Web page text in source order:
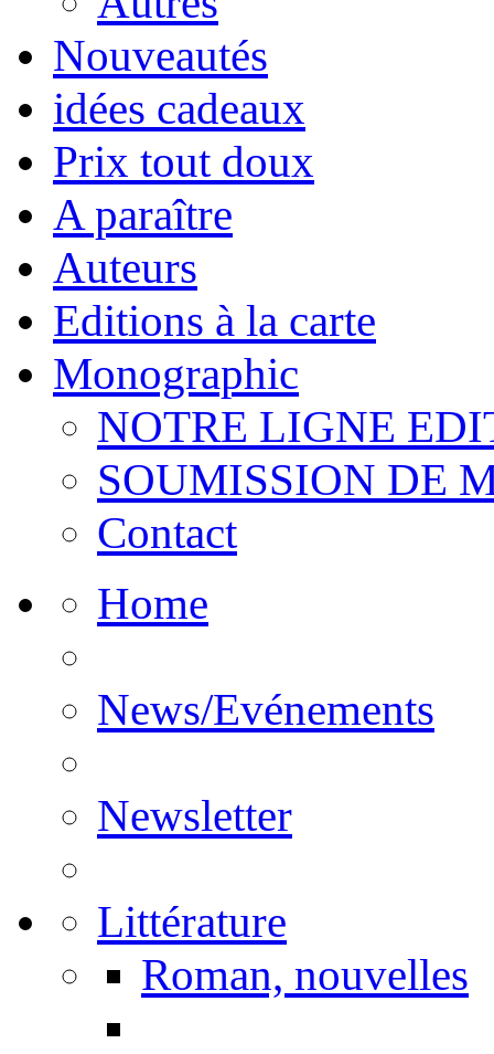
Nouveautés
idées cadeaux
Prix tout doux
A paraître
Auteurs
Editions à la carte
Monographic
NOTRE LIGNE
SOUMISSION DE
Contact
Home
News/Evénements
Newsletter
Littérature
Roman, nouvelles